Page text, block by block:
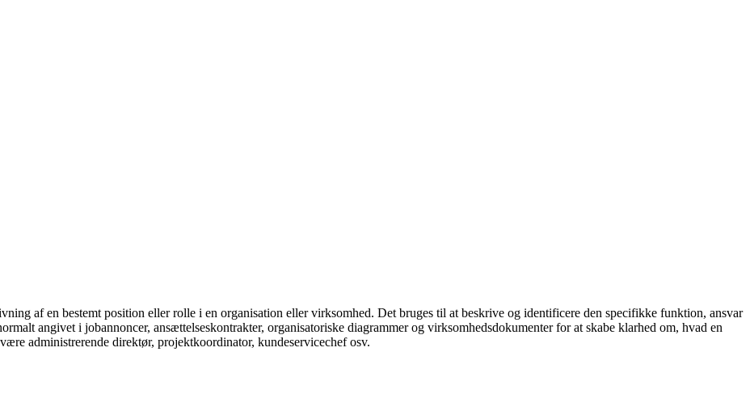
af en bestemt position eller rolle i en organisation eller virksomhed. Det bruges til at beskrive og identificere den specifikke funktion, ansvar
angivet i jobannoncer, ansættelseskontrakter, organisatoriske diagrammer og virksomhedsdokumenter for at skabe klarhed om, hvad en
administrerende direktør, projektkoordinator, kundeservicechef osv.